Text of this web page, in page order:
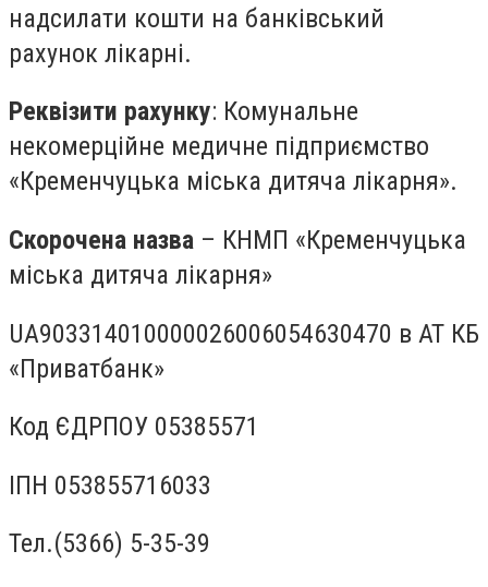
надсилати кошти на банківський
рахунок лікарні.
Реквізити рахунку: Комунальне
некомерційне медичне підприємство
«Кременчуцька міська дитяча лікарня».
Скорочена назва – КНМП «Кременчуцька
міська дитяча лікарня»
UA903314010000026006054630470 в АТ КБ
«Приватбанк»
Код ЄДРПОУ 05385571
ІПН 053855716033
Тел.(5366) 5-35-39